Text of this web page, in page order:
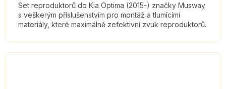
Set reproduktorů do Kia Optima (2015-) značky Musway
s veškerým příslušenstvím pro montáž a tlumícími
materiály, které maximálně zefektivní zvuk reproduktorů.